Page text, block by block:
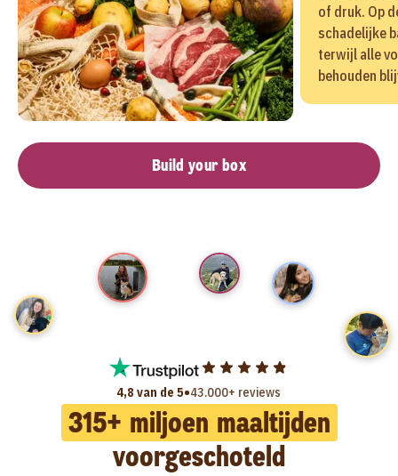
of druk. Op
schadelijke
terwijl alle
behouden
Build your box
4,8 van de 5•43.000+ reviews
315+ miljoen maaltijden
voorgeschoteld